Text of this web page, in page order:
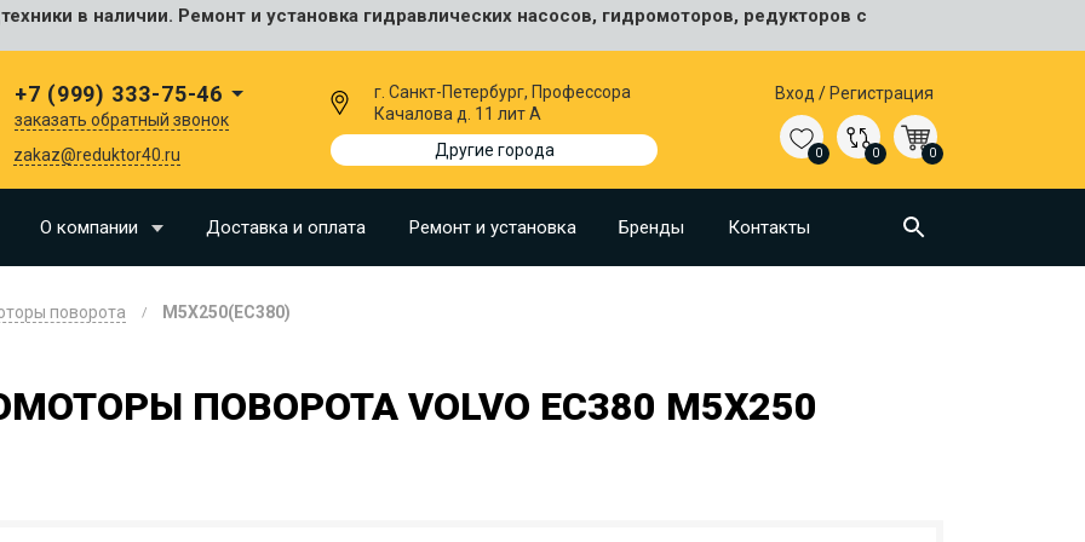
в наличии. Ремонт и установка гидравлических насосов, гидромоторов, редукторов с
+7 (999) 333-75-46
заказать обратный звонок
zakaz@reduktor40.ru
г. Санкт-Петербург, Профессора
Качалова д. 11 лит А
Другие города
Вход / Регистрация
0 0 0
О компании Доставка и оплата Ремонт и установка Бренды Контакты
поворота M5X250(EC380)
ПОВОРОТА VOLVO EC380 M5X250